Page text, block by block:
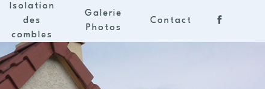
Isolation
des
combles
Galerie
Photos
Contact